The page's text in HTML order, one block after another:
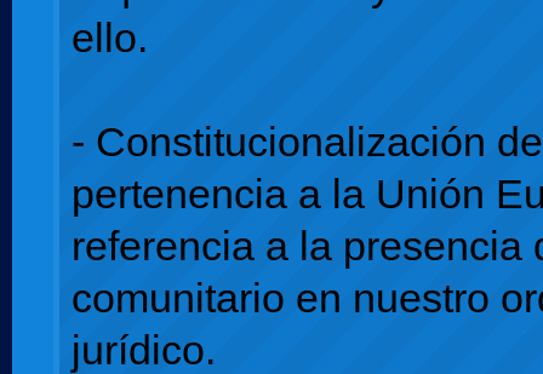
ello.
- Constitucionalización
pertenencia a la Unión
referencia a la presencia
comunitario en nuestro
jurídico.